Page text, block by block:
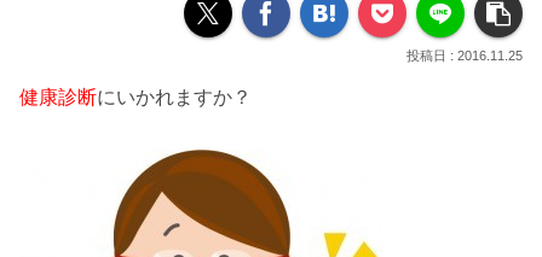
2016.11.25
健康診断にいかれますか？